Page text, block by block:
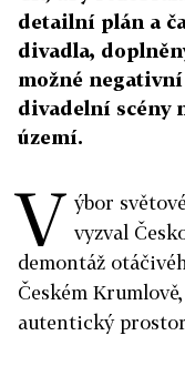
detailní plán a
divadla,
možné
divadelní scény
území.
V ýbor
vyzval
demontáž
Českém
autentický